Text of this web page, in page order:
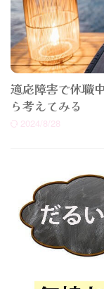
適応障害で休職
ら考えてみる
2024/8/28